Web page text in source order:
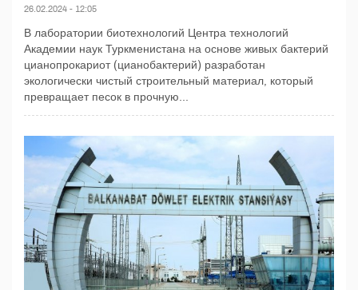
26.02.2024 - 12:05
В лаборатории биотехнологий Центра технологий
Академии наук Туркменистана на основе живых бактерий
цианопрокариот (цианобактерий) разработан
экологически чистый строительный материал, который
превращает песок в прочную...